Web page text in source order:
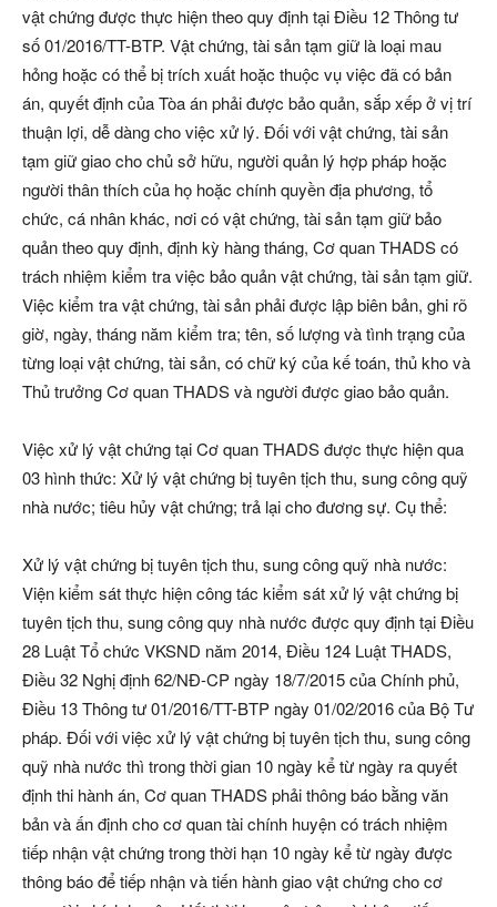
vật chứng được thực hiện theo quy định tại Điều 12 Thông tư
số 01/2016/TT-BTP. Vật chứng, tài sản tạm giữ là loại mau
hỏng hoặc có thể bị trích xuất hoặc thuộc vụ việc đã có bản
án, quyết định của Tòa án phải được bảo quản, sắp xếp ở vị trí
thuận lợi, dễ dàng cho việc xử lý. Đối với vật chứng, tài sản
tạm giữ giao cho chủ sở hữu, người quản lý hợp pháp hoặc
người thân thích của họ hoặc chính quyền địa phương, tổ
chức, cá nhân khác, nơi có vật chứng, tài sản tạm giữ bảo
quản theo quy định, định kỳ hàng tháng, Cơ quan THADS có
trách nhiệm kiểm tra việc bảo quản vật chứng, tài sản tạm giữ.
Việc kiểm tra vật chứng, tài sản phải được lập biên bản, ghi rõ
giờ, ngày, tháng năm kiểm tra; tên, số lượng và tình trạng của
từng loại vật chứng, tài sản, có chữ ký của kế toán, thủ kho và
Thủ trưởng Cơ quan THADS và người được giao bảo quản.
Việc xử lý vật chứng tại Cơ quan THADS được thực hiện qua
03 hình thức: Xử lý vật chứng bị tuyên tịch thu, sung công quỹ
nhà nước; tiêu hủy vật chứng; trả lại cho đương sự. Cụ thể:
Xử lý vật chứng bị tuyên tịch thu, sung công quỹ nhà nước:
Viện kiểm sát thực hiện công tác kiểm sát xử lý vật chứng bị
tuyên tịch thu, sung công quy nhà nước được quy định tại Điều
28 Luật Tổ chức VKSND năm 2014, Điều 124 Luật THADS,
Điều 32 Nghị định 62/NĐ-CP ngày 18/7/2015 của Chính phủ,
Điều 13 Thông tư 01/2016/TT-BTP ngày 01/02/2016 của Bộ Tư
pháp. Đối với việc xử lý vật chứng bị tuyên tịch thu, sung công
quỹ nhà nước thì trong thời gian 10 ngày kể từ ngày ra quyết
định thi hành án, Cơ quan THADS phải thông báo bằng văn
bản và ấn định cho cơ quan tài chính huyện có trách nhiệm
tiếp nhận vật chứng trong thời hạn 10 ngày kể từ ngày được
thông báo để tiếp nhận và tiến hành giao vật chứng cho cơ